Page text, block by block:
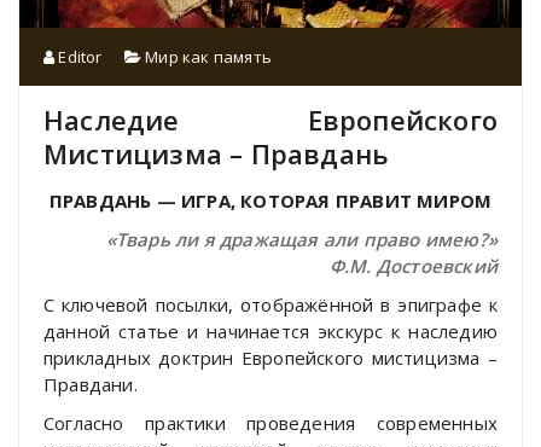
Editor Мир как память
Наследие Европейского
Мистицизма – Правдань
ПРАВДАНЬ — ИГРА, КОТОРАЯ ПРАВИТ МИРОМ
«Тварь ли я дражащая али право имею?»
Ф.М. Достоевский
С ключевой посылки, отображённой в эпиграфе к
данной статье и начинается экскурс к наследию
прикладных доктрин Европейского мистицизма –
Правдани.
Согласно практики проведения современных